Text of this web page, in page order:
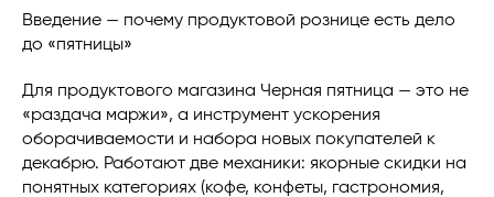
Введение — почему продуктовой рознице есть дело
до «пятницы»
Для продуктового магазина Черная пятница — это не
«раздача маржи», а инструмент ускорения
оборачиваемости и набора новых покупателей к
декабрю. Работают две механики: якорные скидки на
понятных категориях (кофе, конфеты, гастрономия,